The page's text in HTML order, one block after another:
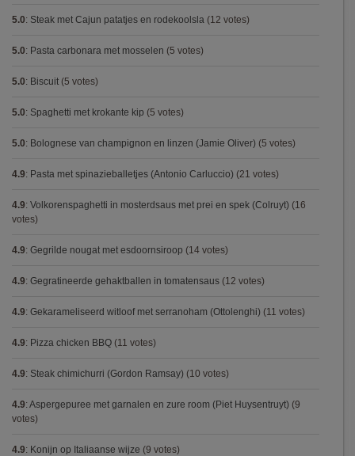
5.0: Steak met Cajun patatjes en rodekoolsla (12 votes)
5.0: Pasta carbonara met mosselen (5 votes)
5.0: Biscuit (5 votes)
5.0: Spaghetti met krokante kip (5 votes)
5.0: Bolognese van champignon en linzen (Jamie Oliver) (5 votes)
4.9: Pasta met spinazieballetjes (Antonio Carluccio) (21 votes)
4.9: Volkorenspaghetti in mosterdsaus met prei en spek (Colruyt) (16
votes)
4.9: Gegrilde nougat met esdoornsiroop (14 votes)
4.9: Gegratineerde gehaktballen in tomatensaus (12 votes)
4.9: Gekarameliseerd witloof met serranoham (Ottolenghi) (11 votes)
4.9: Pizza chicken BBQ (11 votes)
4.9: Steak chimichurri (Gordon Ramsay) (10 votes)
4.9: Aspergepuree met garnalen en zure room (Piet Huysentruyt) (9
votes)
4.9: Konijn op Italiaanse wijze (9 votes)